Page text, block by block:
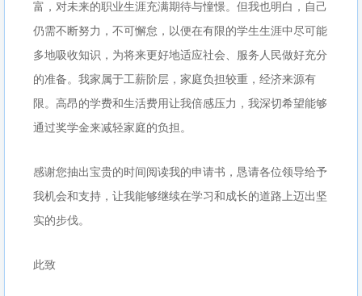
富，对未来的职业生涯充满期待与憧憬。但我也明白，自己
仍需不断努力，不可懈怠，以便在有限的学生生涯中尽可能
多地吸收知识，为将来更好地适应社会、服务人民做好充分
的准备。我家属于工薪阶层，家庭负担较重，经济来源有
限。高昂的学费和生活费用让我倍感压力，我深切希望能够
通过奖学金来减轻家庭的负担。
感谢您抽出宝贵的时间阅读我的申请书，恳请各位领导给予
我机会和支持，让我能够继续在学习和成长的道路上迈出坚
实的步伐。
此致